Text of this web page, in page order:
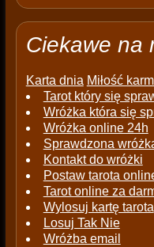
Ciekawe na
Karta dnia Miłość
Tarot który się
Wróżka która się
Wróżka online 24h
Sprawdzona
Kontakt do wróżki
Postaw tarota
Tarot online za
Wylosuj kartę tarota
Losuj Tak Nie
Wróżba email